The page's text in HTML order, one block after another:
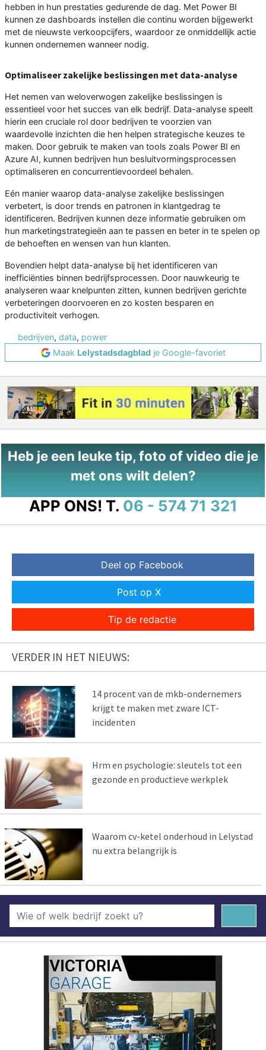
hebben in hun prestaties gedurende de dag. Met Power BI
kunnen ze dashboards instellen die continu worden bijgewerkt
met de nieuwste verkoopcijfers, waardoor ze onmiddellijk actie
kunnen ondernemen wanneer nodig.
Optimaliseer zakelijke beslissingen met data-analyse
Het nemen van weloverwogen zakelijke beslissingen is
essentieel voor het succes van elk bedrijf. Data-analyse speelt
hierin een cruciale rol door bedrijven te voorzien van
waardevolle inzichten die hen helpen strategische keuzes te
maken. Door gebruik te maken van tools zoals Power BI en
Azure AI, kunnen bedrijven hun besluitvormingsprocessen
optimaliseren en concurrentievoordeel behalen.
Eén manier waarop data-analyse zakelijke beslissingen
verbetert, is door trends en patronen in klantgedrag te
identificeren. Bedrijven kunnen deze informatie gebruiken om
hun marketingstrategieën aan te passen en beter in te spelen op
de behoeften en wensen van hun klanten.
Bovendien helpt data-analyse bij het identificeren van
inefficiënties binnen bedrijfsprocessen. Door nauwkeurig te
analyseren waar knelpunten zitten, kunnen bedrijven gerichte
verbeteringen doorvoeren en zo kosten besparen en
productiviteit verhogen.
bedrijven, data, power
Maak Lelystadsdagbladje Google-favoriet
Heb je een leuke tip, foto of video die je
met ons wilt delen?
APP ONS! T. 06 - 574 71 321
Deel op Facebook
Post op X
Tip de redactie
VERDER IN HET NIEUWS:
14 procent van de mkb-ondernemers
krijgt te maken met zware ICT-
incidenten
Hrm en psychologie: sleutels tot een
gezonde en productieve werkplek
Waarom cv-ketel onderhoud in Lelystad
nu extra belangrijk is